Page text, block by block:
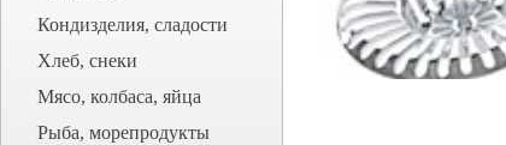
Кондизделия, сладости
Хлеб, снеки
Мясо, колбаса, яйца
Рыба, морепродукты